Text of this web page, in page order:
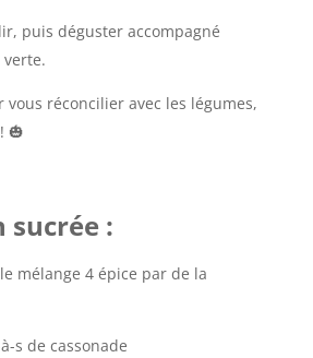
puis déguster accompagné
verte.
vous réconcilier avec les légumes,
🎃
sucrée :
mélange 4 épice par de la
s de cassonade